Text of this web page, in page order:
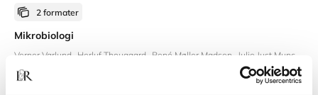
2 formater
Mikrobiologi
Verner Varlund Herluf Thougaard René Møller Madsen Julie Just Munch